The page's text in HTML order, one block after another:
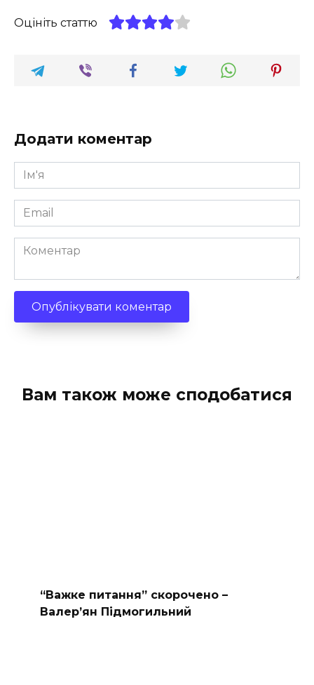
Оцініть статтю
Додати коментар
Ім'я
*
Email
*
Коментар
Вам також може сподобатися
“Важке питання” скорочено –
Валер’ян Підмогильний